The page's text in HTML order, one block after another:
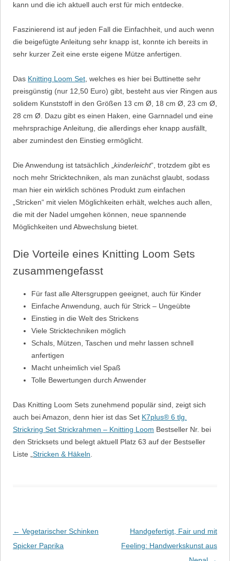
kann und die ich aktuell auch erst für mich entdecke.
Faszinierend ist auf jeden Fall die Einfachheit, und auch wenn
die beigefügte Anleitung sehr knapp ist, konnte ich bereits in
sehr kurzer Zeit eine erste eigene Mütze anfertigen.
Das Knitting Loom Set , welches es hier bei Buttinette sehr
preisgünstig (nur 12,50 Euro) gibt, besteht aus vier Ringen aus
solidem Kunststoff in den Größen 13 cm Ø, 18 cm Ø, 23 cm Ø,
28 cm Ø. Dazu gibt es einen Haken, eine Garnnadel und eine
mehrsprachige Anleitung, die allerdings eher knapp ausfällt,
aber zumindest den Einstieg ermöglicht.
Die Anwendung ist tatsächlich „ kinderleicht“, trotzdem gibt es
noch mehr Stricktechniken, als man zunächst glaubt, sodass
man hier ein wirklich schönes Produkt zum einfachen
„Stricken“ mit vielen Möglichkeiten erhält, welches auch allen,
die mit der Nadel umgehen können, neue spannende
Möglichkeiten und Abwechslung bietet.
Die Vorteile eines Knitting Loom Sets
zusammengefasst
Für fast alle Altersgruppen geeignet, auch für Kinder
Einfache Anwendung, auch für Strick – Ungeübte
Einstieg in die Welt des Strickens
Viele Stricktechniken möglich
Schals, Mützen, Taschen und mehr lassen schnell
anfertigen
Macht unheimlich viel Spaß
Tolle Bewertungen durch Anwender
Das Knitting Loom Sets zunehmend populär sind, zeigt sich
auch bei Amazon, denn hier ist das Set K7plus® 6 tlg.
Strickring Set Strickrahmen – Knitting Loom Bestseller Nr. bei
den Stricksets und belegt aktuell Platz 63 auf der Bestseller
Liste „ Stricken & Häkeln
Beitrags-Navigation
← Vegetarischer Schinken
Spicker Paprika
Handgefertigt, Fair und mit
Feeling: Handwerkskunst aus